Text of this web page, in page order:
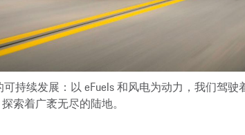
持续发展：以 eFuels 和风电为动力，我们驾驶
索着广袤无尽的陆地。